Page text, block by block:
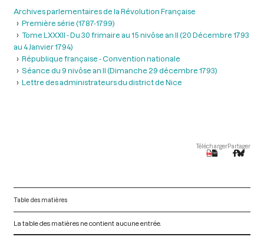
Archives parlementaires de la Révolution Française
Première série (1787-1799)
Tome LXXXII - Du 30 frimaire au 15 nivôse an II (20 Décembre 1793
au 4 Janvier 1794)
République française - Convention nationale
Séance du 9 nivôse an II (Dimanche 29 décembre 1793)
Lettre des administrateurs du district de Nice
TéléchargerPartager
Table des matières
La table des matières ne contient aucune entrée.